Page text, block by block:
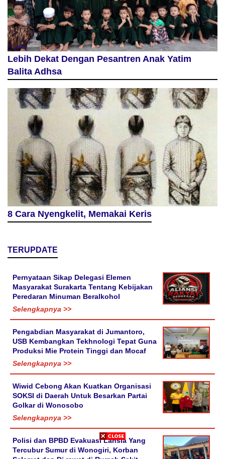
Lebih Dekat Dengan Pesantren Anak Yatim
Balita Adhsa
8 Cara Nyengkelit, Memakai Keris
TERUPDATE
Pernyataan Sikap Delegasi Elemen
Masyarakat Surakarta Tentang Kebijakan
Peredaran Minuman Beralkohol
Selengkapnya >>
Pengabdian Masyarakat di Jumantoro,
USB Kembangkan Tekhnologi Tepat Guna
Produksi Mie Protein Tinggi dan Mocaf
Selengkapnya >>
Wiwid Cebong Akan Kuatkan Organisasi
SOKSI di Daerah Untuk Besarkan Partai
Golkar di Wonosobo
Selengkapnya >>
Polisi dan BPBD Evakuasi Lansia Yang
Tercubur Sumur di Wonogiri, Korban